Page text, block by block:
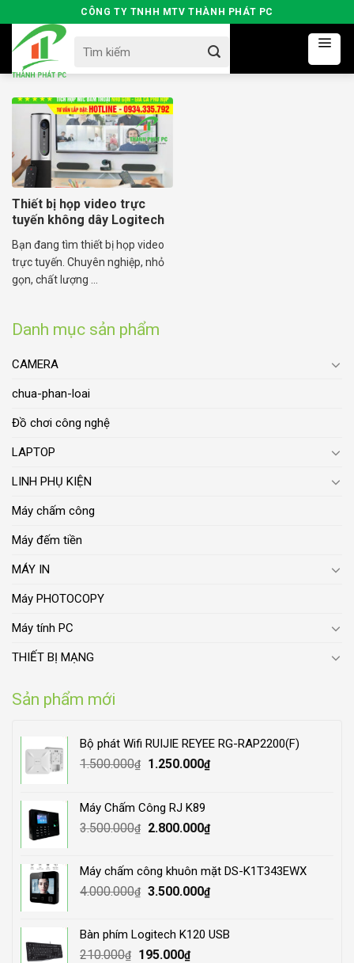
to
content
CÔNG TY TNHH MTV THÀNH PHÁT PC
for:
Danh mục sản phẩm
CAMERA
chua-phan-loai
Đồ chơi công nghệ
LAPTOP
LINH PHỤ KIỆN
Máy chấm công
Máy đếm tiền
MÁY IN
Máy PHOTOCOPY
Máy tính PC
THIẾT BỊ MẠNG
Sản phẩm mới
Bộ phát Wifi RUIJIE REYEE RG-RAP2200(F)
1.500.000₫
Original
1.500.000₫.
1.250.000₫Current
Máy Chấm Công RJ K89
3.500.000₫
Original
3.500.000₫.
2.800.000₫Current
2.800.000₫.
Máy chấm công khuôn mặt DS-K1T343EWX
4.000.000₫ Original
4.000.000₫.
3.500.000₫Current
3.500.000₫.
Bàn phím Logitech K120 USB
210.000₫
Original
195.000₫Current
Thiết bị họp video trực
tuyến không dây Logitech
Bạn đang tìm thiết bị họp video
trực tuyến. Chuyên nghiệp, nhỏ
gọn, chất lượng ...